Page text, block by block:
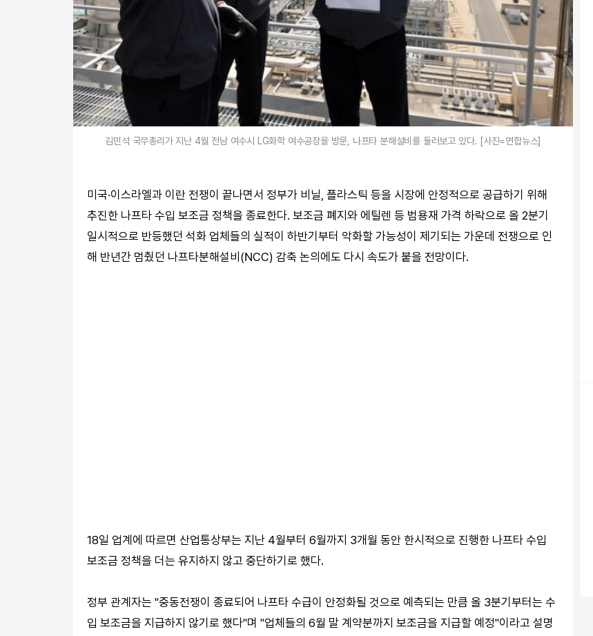
김민석 국무총리가 지난 4월 전남 여수시 LG화학 여수공장을 방문, 나프타 분해설비를 둘러보고 있다. [사진=연합뉴스]
미국·이스라엘과 이란 전쟁이 끝나면서 정부가 비닐, 플라스틱 등을 시장에 안정적으로 공급하기 위해
추진한 나프타 수입 보조금 정책을 종료한다. 보조금 폐지와 에틸렌 등 범용재 가격 하락으로 올 2분기
일시적으로 반등했던 석화 업체들의 실적이 하반기부터 악화할 가능성이 제기되는 가운데 전쟁으로 인
해 반년간 멈췄던 나프타분해설비(NCC) 감축 논의에도 다시 속도가 붙을 전망이다.
18일 업계에 따르면 산업통상부는 지난 4월부터 6월까지 3개월 동안 한시적으로 진행한 나프타 수입
보조금 정책을 더는 유지하지 않고 중단하기로 했다.
정부 관계자는 "중동전쟁이 종료되어 나프타 수급이 안정화될 것으로 예측되는 만큼 올 3분기부터는 수
입 보조금을 지급하지 않기로 했다"며 "업체들의 6월 말 계약분까지 보조금을 지급할 예정"이라고 설명